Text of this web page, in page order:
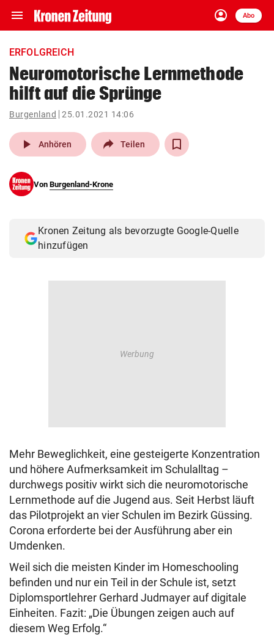
menu Navigation
ein-/ausklappen
account_circle
Anmelden
Abo
close Schließen
account_circle Anmelden
pin_drop
Wien arrow_right
ERFOLGREICH
Neuromotorische Lernmethode
hilft auf die Sprünge
Burgenland 25.01.2021 14:06
play_arrow Anhören Teilen
Von Burgenland-Krone
Kronen Zeitung als bevorzugte Google-Quelle
hinzufügen
Mehr Beweglichkeit, eine gesteigerte Konzentration
und höhere Aufmerksamkeit im Schulalltag –
durchwegs positiv wirkt sich die neuromotorische
Lernmethode auf die Jugend aus. Seit Herbst läuft
das Pilotprojekt an vier Schulen im Bezirk Güssing.
Corona erforderte bei der Ausführung aber ein
Umdenken.
Weil sich die meisten Kinder im Homeschooling
befinden und nur ein Teil in der Schule ist, setzt
Diplomsportlehrer Gerhard Judmayer auf digitale
Einheiten. Fazit: „Die Übungen zeigen auch auf
diesem Weg Erfolg.“